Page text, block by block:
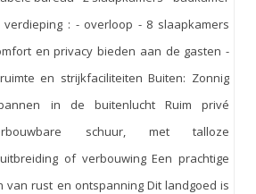
verdieping : - overloop - 8 slaapkamers
en privacy bieden aan de gasten -
en strijkfaciliteiten Buiten: Zonnig
in de buitenlucht Ruim privé
schuur, met talloze
of verbouwing Een prachtige
van rust en ontspanning Dit landgoed is